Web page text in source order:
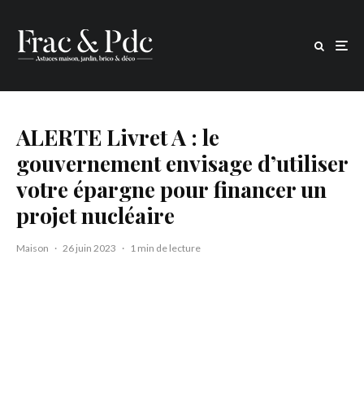
ALERTE Livret A : le
gouvernement envisage d’utiliser
votre épargne pour financer un
projet nucléaire
Maison · 26 juin 2023 · 1 min de lecture